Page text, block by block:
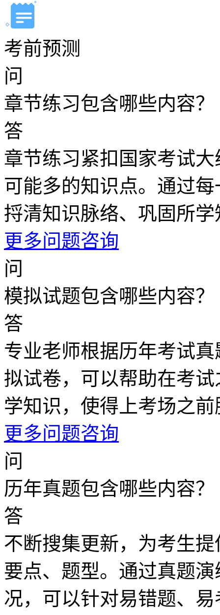
考前预测
问
章节练习包含哪些内容？
答
章节练习紧扣国家考试
可能多的知识点。通过
捋清知识脉络、巩固所学
更多问题咨询
问
模拟试题包含哪些内容？
答
专业老师根据历年考试
拟试卷，可以帮助在考
学知识，使得上考场之
更多问题咨询
问
历年真题包含哪些内容？
答
不断搜集更新，为考生
要点、题型。通过真题
况，可以针对易错题、